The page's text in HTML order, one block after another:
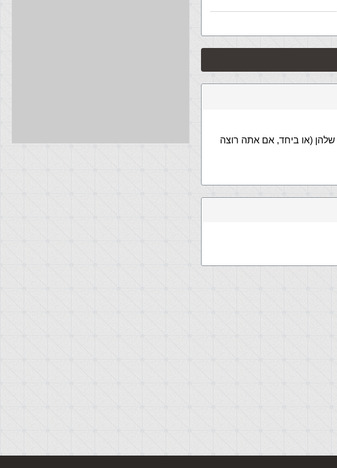
תמקם אותן בעמוד בעזרת style, ותשנה את ה top או את ה left שלהן (או ביחד, אם אתה רוצה